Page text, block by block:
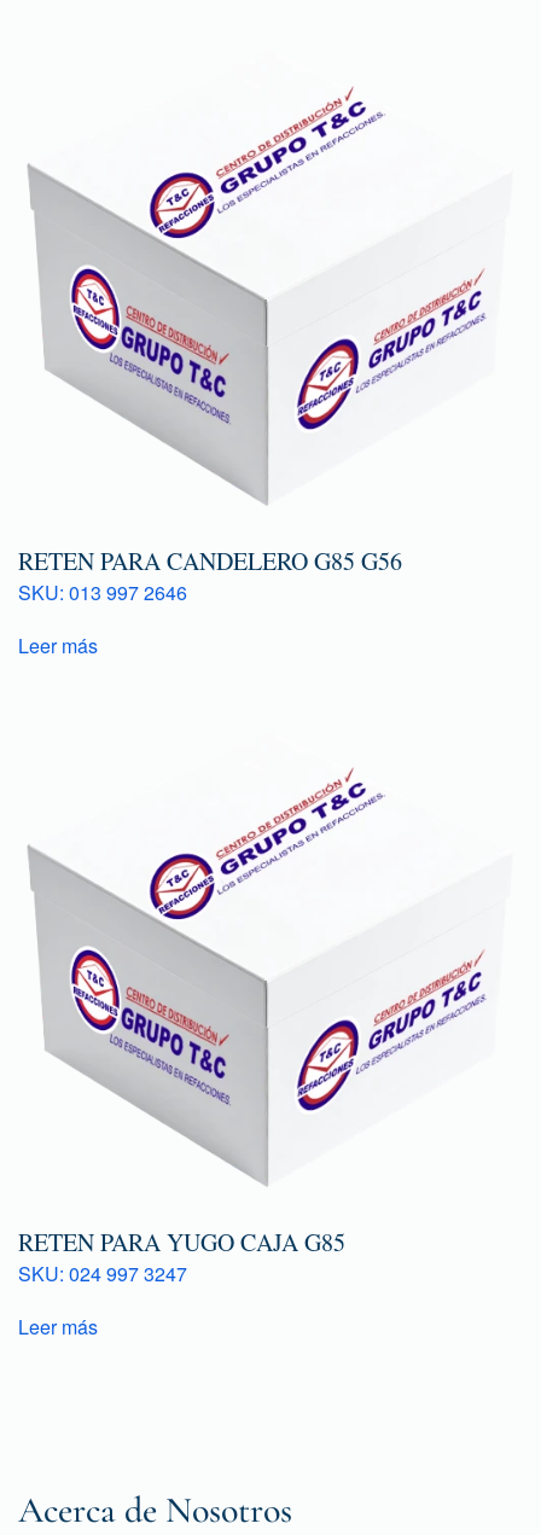
RETEN PARA CANDELERO G85 G56
SKU: 013 997 2646
Leer más
RETEN PARA YUGO CAJA G85
SKU: 024 997 3247
Leer más
Acerca de Nosotros